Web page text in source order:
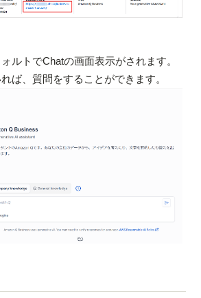
ルトでChatの画面表示がされます。
ば、質問をすることができます。